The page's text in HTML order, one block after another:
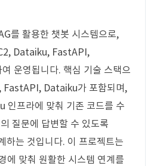
를 활용한 챗봇 시스템으로,
Dataiku, FastAPI,
운영됩니다. 핵심 기술 스택으
FastAPI, Dataiku가 포함되며,
인프라에 맞춰 기존 코드를 수
질문에 답변할 수 있도록
하는 것입니다. 이 프로젝트는
에 맞춰 원활한 시스템 연계를